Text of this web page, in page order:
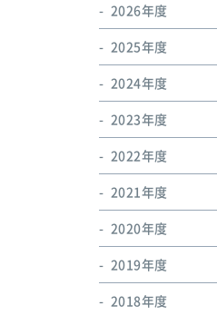
2026年度
2025年度
2024年度
2023年度
2022年度
2021年度
2020年度
2019年度
2018年度